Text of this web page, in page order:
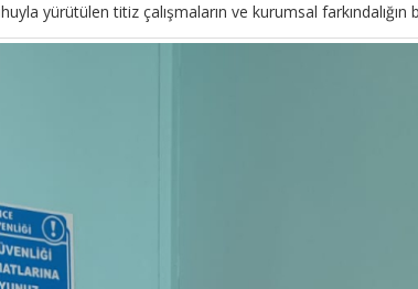
yürütülen titiz çalışmaların ve kurumsal